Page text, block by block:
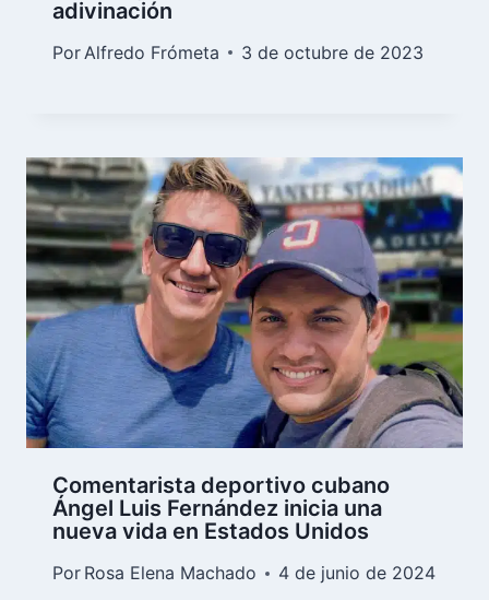
adivinación
Por Alfredo Frómeta 3 de octubre de 2023
Comentarista deportivo cubano
Ángel Luis Fernández inicia una
nueva vida en Estados Unidos
Por Rosa Elena Machado 4 de junio de 2024